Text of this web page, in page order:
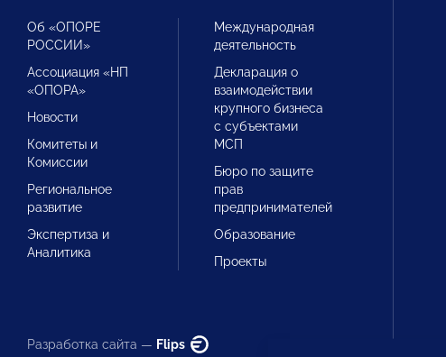
Об «ОПОРЕ
РОССИИ»
Ассоциация «НП
«ОПОРА»
Новости
Комитеты и
Комиссии
Региональное
развитие
Экспертиза и
Аналитика
Международная
деятельность
Декларация о
взаимодействии
крупного бизнеса
с субъектами
МСП
Бюро по защите
прав
предпринимателей
Образование
Проекты
Разработка сайта — Flips